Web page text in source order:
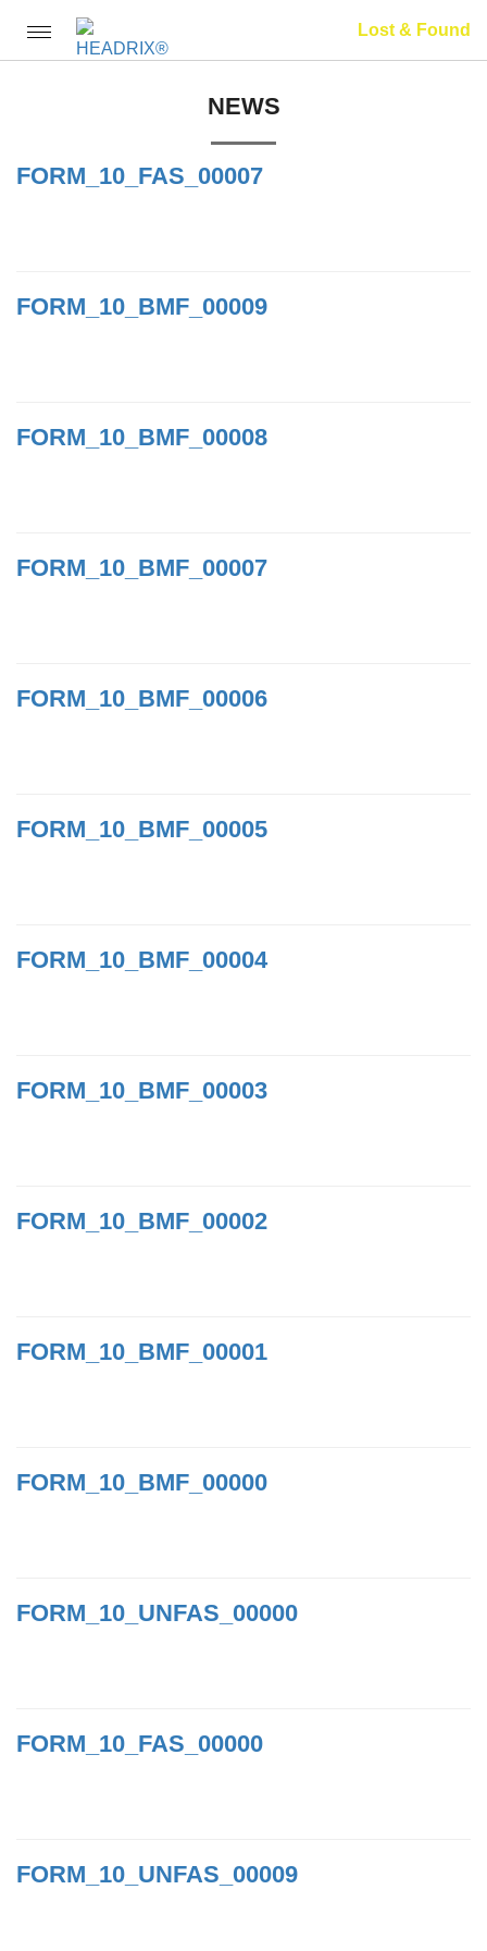
Toggle
navigation
Lost & Found
NEWS
FORM_10_FAS_00007
FORM_10_BMF_00009
FORM_10_BMF_00008
FORM_10_BMF_00007
FORM_10_BMF_00006
FORM_10_BMF_00005
FORM_10_BMF_00004
FORM_10_BMF_00003
FORM_10_BMF_00002
FORM_10_BMF_00001
FORM_10_BMF_00000
FORM_10_UNFAS_00000
FORM_10_FAS_00000
FORM_10_UNFAS_00009